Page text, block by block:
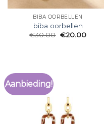
BIBA OORBELLEN
biba oorbellen
€30.00 €20.00
Aanbieding!